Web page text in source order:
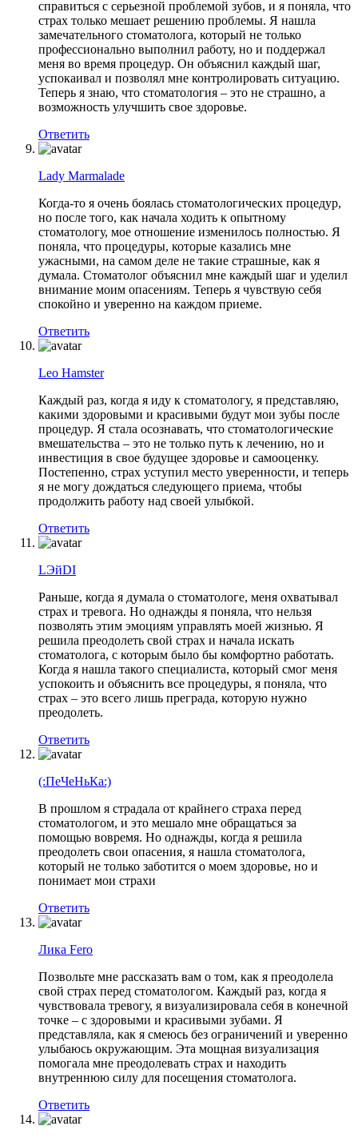
справиться с серьезной проблемой зубов, и я поняла, что
страх только мешает решению проблемы. Я нашла
замечательного стоматолога, который не только
профессионально выполнил работу, но и поддержал
меня во время процедур. Он объяснил каждый шаг,
успокаивал и позволял мне контролировать ситуацию.
Теперь я знаю, что стоматология – это не страшно, а
возможность улучшить свое здоровье.
Ответить
Lady Marmalade
Когда-то я очень боялась стоматологических процедур,
но после того, как начала ходить к опытному
стоматологу, мое отношение изменилось полностью. Я
поняла, что процедуры, которые казались мне
ужасными, на самом деле не такие страшные, как я
думала. Стоматолог объяснил мне каждый шаг и уделил
внимание моим опасениям. Теперь я чувствую себя
спокойно и уверенно на каждом приеме.
Ответить
Leo Hamster
Каждый раз, когда я иду к стоматологу, я представляю,
какими здоровыми и красивыми будут мои зубы после
процедур. Я стала осознавать, что стоматологические
вмешательства – это не только путь к лечению, но и
инвестиция в свое будущее здоровье и самооценку.
Постепенно, страх уступил место уверенности, и теперь
я не могу дождаться следующего приема, чтобы
продолжить работу над своей улыбкой.
Ответить
LЭйDI
Раньше, когда я думала о стоматологе, меня охватывал
страх и тревога. Но однажды я поняла, что нельзя
позволять этим эмоциям управлять моей жизнью. Я
решила преодолеть свой страх и начала искать
стоматолога, с которым было бы комфортно работать.
Когда я нашла такого специалиста, который смог меня
успокоить и объяснить все процедуры, я поняла, что
страх – это всего лишь преграда, которую нужно
преодолеть.
Ответить
(:ПеЧеНьКа:)
В прошлом я страдала от крайнего страха перед
стоматологом, и это мешало мне обращаться за
помощью вовремя. Но однажды, когда я решила
преодолеть свои опасения, я нашла стоматолога,
который не только заботится о моем здоровье, но и
понимает мои страхи
Ответить
Лика Fero
Позвольте мне рассказать вам о том, как я преодолела
свой страх перед стоматологом. Каждый раз, когда я
чувствовала тревогу, я визуализировала себя в конечной
точке – с здоровыми и красивыми зубами. Я
представляла, как я смеюсь без ограничений и уверенно
улыбаюсь окружающим. Эта мощная визуализация
помогала мне преодолевать страх и находить
внутреннюю силу для посещения стоматолога.
Ответить